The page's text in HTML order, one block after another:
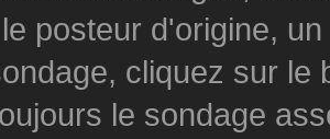
posteur d'origine,
cliquez sur le
le sondage